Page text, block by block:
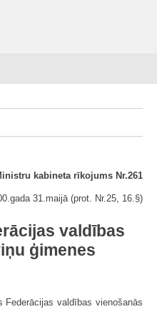
kabineta rīkojums Nr.261
31.maijā (prot. Nr.25, 16.§)
valdības
ģimenes
valdības vienošanās